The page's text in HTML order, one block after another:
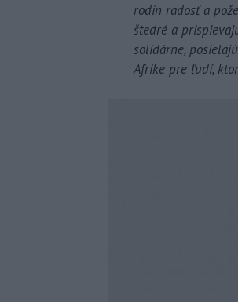
rodín radosť a
štedré a
solidárne,
Afrike pre ľudí,